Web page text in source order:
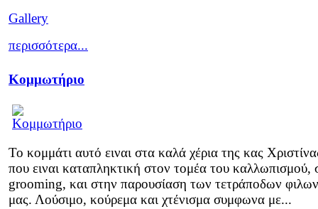
Gallery
περισσότερα...
Κομμωτήριο
Το κομμάτι αυτό ειναι στα καλά χέρια της κας
που ειναι καταπληκτική στον τομέα του καλλωπισμού,
grooming, και στην παρουσίαση των τετράποδων φιλων
μας. Λούσιμο, κούρεμα και χτένισμα συμφωνα με...